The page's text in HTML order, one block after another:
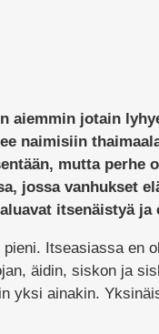
aiemmin jotain
naimisiin
mutta perhe
jossa vanhukset
itsenäistyä ja
Itseasiassa en
äidin, siskon ja
yksi ainakin.